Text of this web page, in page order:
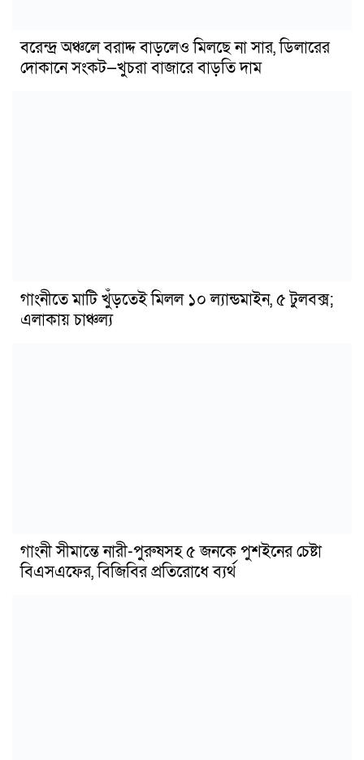
বরেন্দ্র অঞ্চলে বরাদ্দ বাড়লেও মিলছে না সার, ডিলারের
দোকানে সংকট—খুচরা বাজারে বাড়তি দাম
গাংনীতে মাটি খুঁড়তেই মিলল ১০ ল্যান্ডমাইন, ৫ টুলবক্স;
এলাকায় চাঞ্চল্য
গাংনী সীমান্তে নারী-পুরুষসহ ৫ জনকে পুশইনের চেষ্টা
বিএসএফের, বিজিবির প্রতিরোধে ব্যর্থ